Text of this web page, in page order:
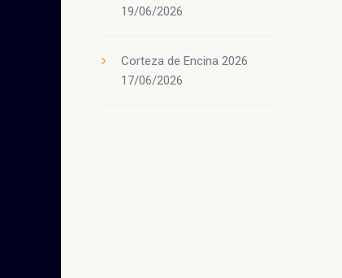
19/06/2026
Corteza de Encina 2026
17/06/2026